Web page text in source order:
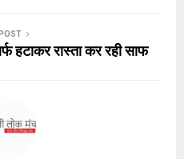
हटाकर रास्ता कर रही साफ